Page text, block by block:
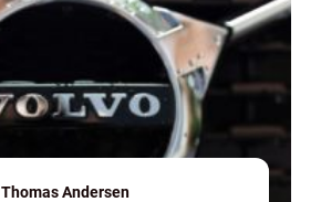
Thomas Andersen